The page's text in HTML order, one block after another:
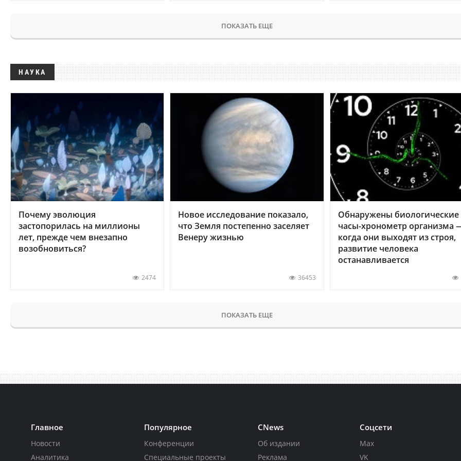
ПОКАЗАТЬ ЕЩЕ
НАУКА
Почему эволюция
застопорилась на миллионы
лет, прежде чем внезапно
возобновиться?
2474
Новое исследование показало,
что Земля постепенно заселяет
Венеру жизнью
36453
Обнаружены биологические
часы-хронометр организма
когда они выходят из строя,
развитие человека
останавливается
ПОКАЗАТЬ ЕЩЕ
Главное
Новости
Аналитика
Популярное
Конференции
Специальные проекты
CNews
Об издании
Реклама
Соцсети
Max
VK